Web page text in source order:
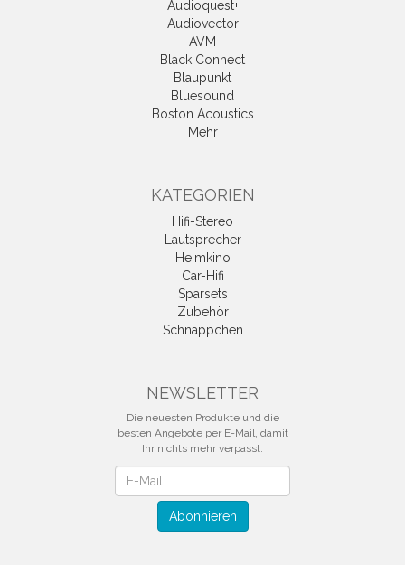
Audioquest+
Audiovector
AVM
Black Connect
Blaupunkt
Bluesound
Boston Acoustics
Mehr
KATEGORIEN
Hifi-Stereo
Lautsprecher
Heimkino
Car-Hifi
Sparsets
Zubehör
Schnäppchen
NEWSLETTER
Die neuesten Produkte und die
besten Angebote per E-Mail, damit
Ihr nichts mehr verpasst.
Abonnieren